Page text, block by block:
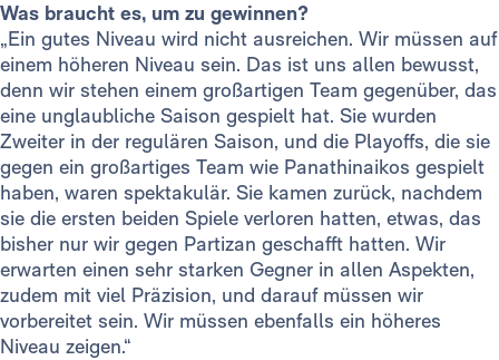
Was braucht es, um zu gewinnen?
„Ein gutes Niveau wird nicht ausreichen. Wir müssen auf
einem höheren Niveau sein. Das ist uns allen bewusst,
denn wir stehen einem großartigen Team gegenüber, das
eine unglaubliche Saison gespielt hat. Sie wurden
Zweiter in der regulären Saison, und die Playoffs, die sie
gegen ein großartiges Team wie Panathinaikos gespielt
haben, waren spektakulär. Sie kamen zurück, nachdem
sie die ersten beiden Spiele verloren hatten, etwas, das
bisher nur wir gegen Partizan geschafft hatten. Wir
erwarten einen sehr starken Gegner in allen Aspekten,
zudem mit viel Präzision, und darauf müssen wir
vorbereitet sein. Wir müssen ebenfalls ein höheres
Niveau zeigen.“